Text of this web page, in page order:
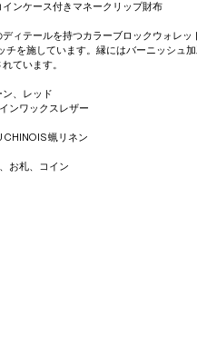
ンケース付きマネークリップ財布
ィテールを持つカラーブロックウォレッ
チを施しています。縁にはバーニッシュ
ています。
、レッド
ンワックスレザー
CHINOIS 蝋リネン
お札、コイン